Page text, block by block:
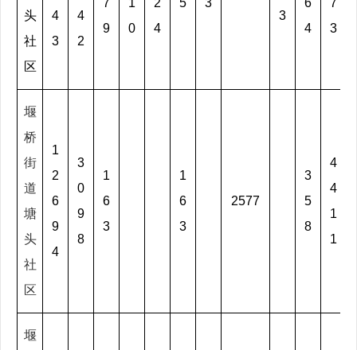
头
社
区
4
3
4
2
9
0
4
3
4
3
堰
桥
街
道
塘
头
社
区
1
2
6
9
4
3
0
9
8
1
6
3
1
6
3
2577
3
5
8
4
4
1
1
堰